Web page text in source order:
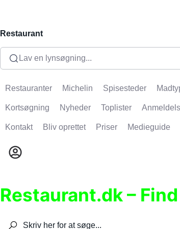
Restaurant
Lav en lynsøgning...
Restauranter Michelin Spisesteder
Kortsøgning Nyheder Toplister
Kontakt Bliv oprettet Priser Medieguide
Restaurant.dk –